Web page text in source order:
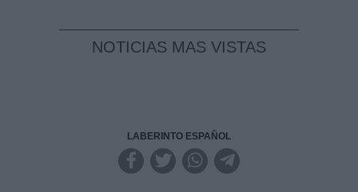
NOTICIAS MAS VISTAS
LABERINTO ESPAÑOL